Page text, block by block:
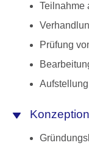
Teilnahme
Prüfung